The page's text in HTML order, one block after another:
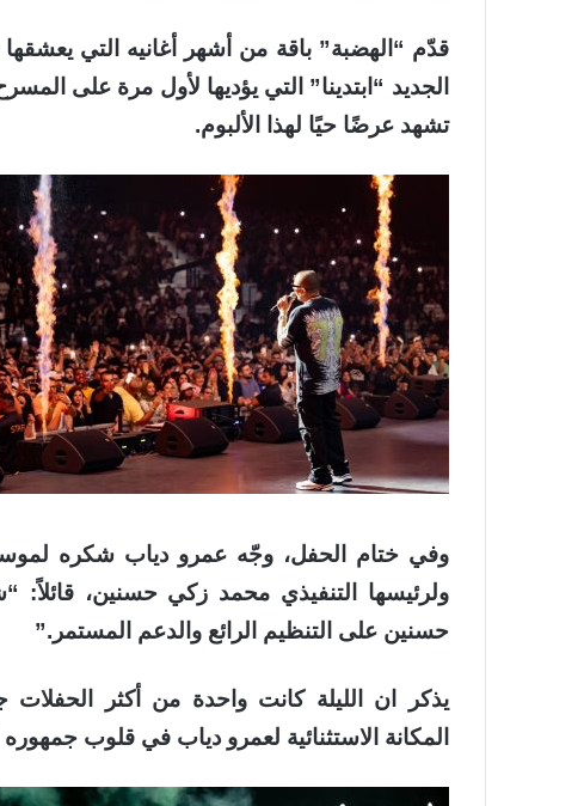
قدّم “الهضبة” باقة من أشهر أغانيه التي
الجديد “ابتدينا” التي يؤديها لأول مرة على
تشهد عرضًا حيًا لهذا الألبوم.
وفي ختام الحفل، وجّه عمرو دياب شكره
ولرئيسها التنفيذي محمد زكي حسنين،
حسنين على التنظيم الرائع والدعم المستمر.”
يذكر ان الليلة كانت واحدة من أكثر الحفلات
المكانة الاستثنائية لعمرو دياب في قلوب